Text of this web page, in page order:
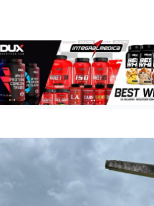
+Cultura no Museu